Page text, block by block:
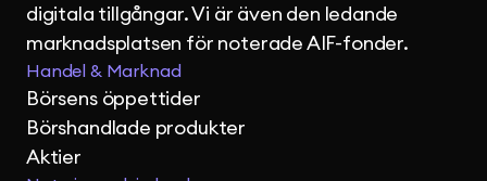
digitala tillgångar. Vi är även den ledande
marknadsplatsen för noterade AIF-fonder.
Handel & Marknad
Börsens öppettider
Börshandlade produkter
Aktier